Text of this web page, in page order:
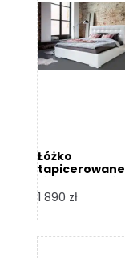
Łóżko
tapicerowane
Design
1 890 zł